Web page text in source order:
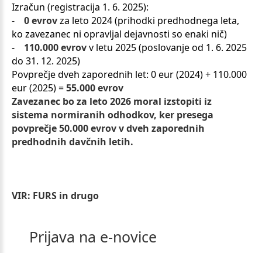
Izračun (registracija 1. 6. 2025):
- 0 evrovza leto 2024 (prihodki predhodnega leta,
ko zavezanec ni opravljal dejavnosti so enaki nič)
- 110.000 evrovv letu 2025 (poslovanje od 1. 6. 2025
do 31. 12. 2025)
Povprečje dveh zaporednih let: 0 eur (2024) + 110.000
eur (2025) =55.000 evrov
Zavezanec bo za leto 2026 moral izstopiti iz
sistema normiranih odhodkov, ker presega
povprečje 50.000 evrov v dveh zaporednih
predhodnih davčnih letih.
VIR: FURS in drugo
Prijava na e-novice